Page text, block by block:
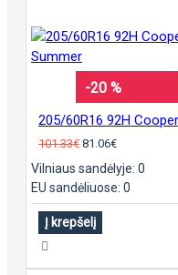
-20 %
101.33€ 81.06€
Vilniaus sandėlyje: 0
EU sandėliuose: 0
Į krepšelį